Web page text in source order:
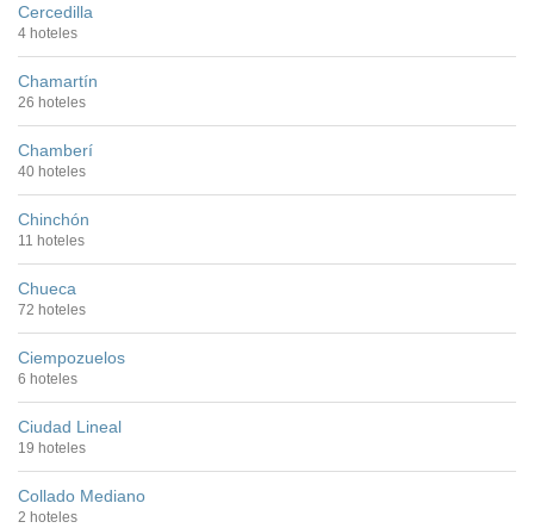
Cercedilla
4 hoteles
Chamartín
26 hoteles
Chamberí
40 hoteles
Chinchón
11 hoteles
Chueca
72 hoteles
Ciempozuelos
6 hoteles
Ciudad Lineal
19 hoteles
Collado Mediano
2 hoteles